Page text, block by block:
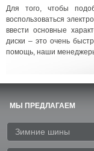
Для того, чтобы
воспользоваться
ввести основные
диски – это очень
помощь, наши
МЫ ПРЕДЛАГАЕМ
Зимние шины